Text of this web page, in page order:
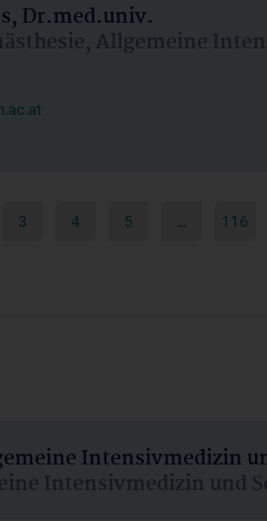
Dr.med.univ.
Allgemeine
3 4 5 … 116
Intensivmedizin
Intensivmedizin und